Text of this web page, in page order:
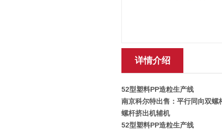
详情介绍
52型塑料PP造粒生产线
南京科尔特出售：平行同向双
螺杆挤出机辅机
52型塑料PP造粒生产线